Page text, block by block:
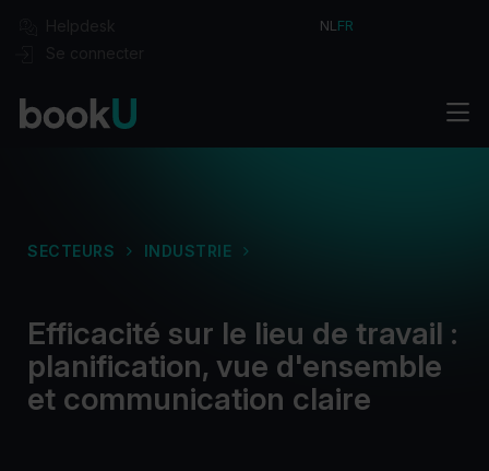
NL FR
À propos
Blog
Contact
SECTEURS INDUSTRIE
Efficacité sur le lieu de travail :
planification, vue d'ensemble
et communication claire